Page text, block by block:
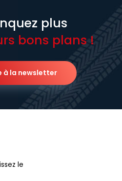
plus
bons plans !
à la newsletter
le